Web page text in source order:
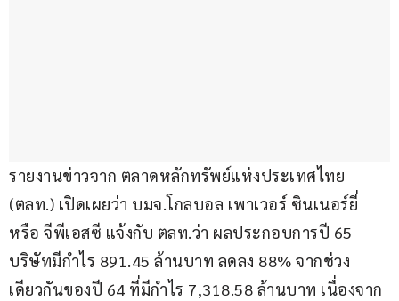
รายงานข่าวจาก ตลาดหลักทรัพย์แห่งประเทศไทย
(ตลท.) เปิดเผยว่า บมจ.โกลบอล เพาเวอร์ ซินเนอร์ยี่
หรือ จีพีเอสซี แจ้งกับ ตลท.ว่า ผลประกอบการปี 65
บริษัทมีกำไร 891.45 ล้านบาท ลดลง 88% จากช่วง
เดียวกันของปี 64 ที่มีกำไร 7,318.58 ล้านบาท เนื่องจาก